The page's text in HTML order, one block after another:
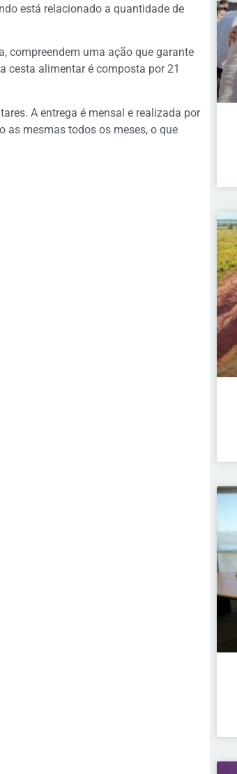
está relacionado a quantidade de
compreendem uma ação que garante
cesta alimentar é composta por 21
A entrega é mensal e realizada por
as mesmas todos os meses, o que